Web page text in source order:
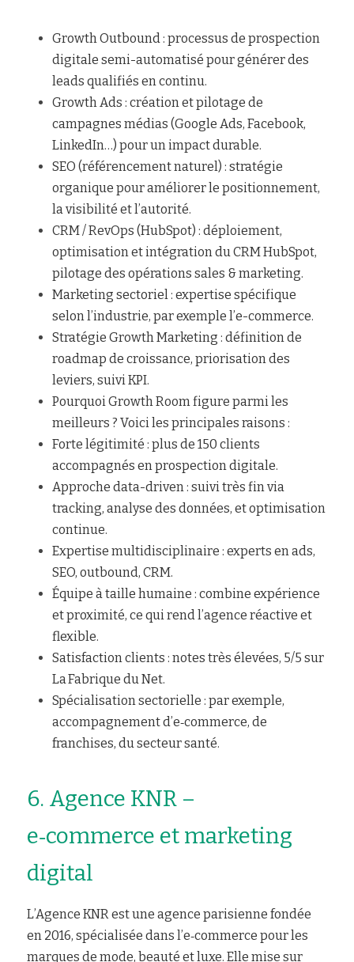
Growth Outbound : processus de prospection
digitale semi-automatisé pour générer des
leads qualifiés en continu.
Growth Ads : création et pilotage de
campagnes médias (Google Ads, Facebook,
LinkedIn…) pour un impact durable.
SEO (référencement naturel) : stratégie
organique pour améliorer le positionnement,
la visibilité et l’autorité.
CRM / RevOps (HubSpot) : déploiement,
optimisation et intégration du CRM HubSpot,
pilotage des opérations sales & marketing.
Marketing sectoriel : expertise spécifique
selon l’industrie, par exemple l’e-commerce.
Stratégie Growth Marketing : définition de
roadmap de croissance, priorisation des
leviers, suivi KPI.
Pourquoi Growth Room figure parmi les
meilleurs ? Voici les principales raisons :
Forte légitimité : plus de 150 clients
accompagnés en prospection digitale.
Approche data-driven : suivi très fin via
tracking, analyse des données, et optimisation
continue.
Expertise multidisciplinaire : experts en ads,
SEO, outbound, CRM.
Équipe à taille humaine : combine expérience
et proximité, ce qui rend l’agence réactive et
flexible.
Satisfaction clients : notes très élevées, 5/5 sur
La Fabrique du Net.
Spécialisation sectorielle : par exemple,
accompagnement d’e‑commerce, de
franchises, du secteur santé.
6. Agence KNR –
e‑commerce et marketing
digital
L’Agence KNR est une agence parisienne fondée
en 2016, spécialisée dans l’e‑commerce pour les
marques de mode, beauté et luxe. Elle mise sur